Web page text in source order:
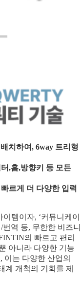
치하여, 6way 트리형
,홈,방향키 등 모든
르게 더 다양한 입력
템이자, ‘커뮤니케이
번역 등, 무한한 비즈니
의 빠르고 편리
아니라 다양한 기능
이는 다양한 산업의
계 개척의 기회를 제